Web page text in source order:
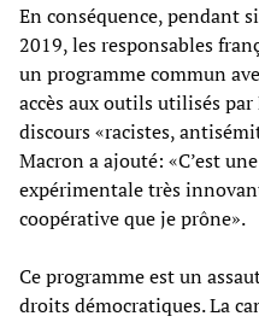
En conséquence, pendant
2019, les responsables
un programme commun
accès aux outils utilisés
discours «racistes,
Macron a ajouté: «C’est
expérimentale très
coopérative que je prône».
Ce programme est un
droits démocratiques. La